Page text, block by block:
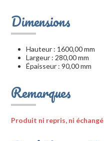
Dimensions
Hauteur : 1600,00 mm
Largeur : 280,00 mm
Épaisseur : 90,00 mm
Remarques
Produit ni repris, ni échangé